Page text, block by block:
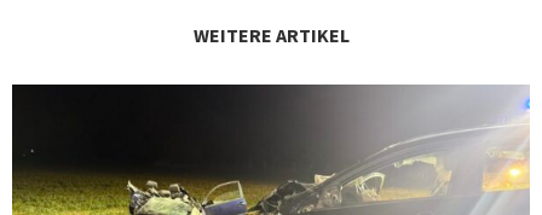
WEITERE ARTIKEL